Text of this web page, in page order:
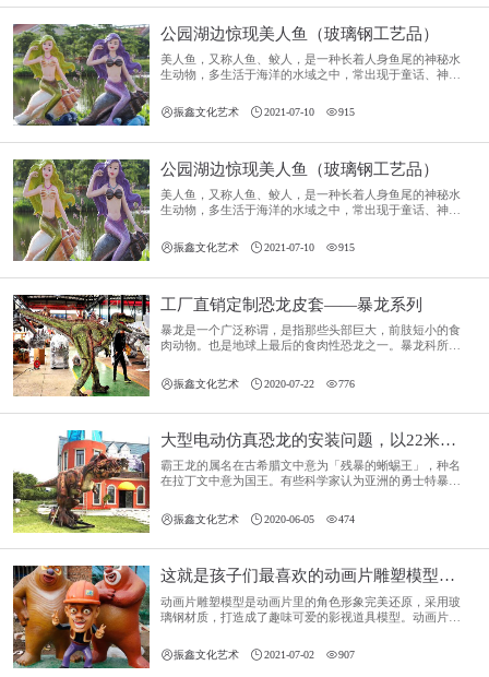
公园湖边惊现美人鱼（玻璃钢工艺品）
美人鱼，又称人鱼、鲛人，是一种长着人身鱼尾的神秘水
生动物，多生活于海洋的水域之中，常出现于童话、神
名的艺术形象。
振鑫文化艺术 2021-07-10 915
公园湖边惊现美人鱼（玻璃钢工艺品）
美人鱼，又称人鱼、鲛人，是一种长着人身鱼尾的神秘水
生动物，多生活于海洋的水域之中，常出现于童话、神
名的艺术形象。
振鑫文化艺术 2021-07-10 915
工厂直销定制恐龙皮套——暴龙系列
暴龙是一个广泛称谓，是指那些头部巨大，前肢短小的食
肉动物。也是地球上最后的食肉性恐龙之一。暴龙科所有
具有相同特征。
振鑫文化艺术 2020-07-22 776
大型电动仿真恐龙的安装问题，以22米仿真霸王龙为例！
霸王龙的属名在古希腊文中意为「残暴的蜥蜴王」，种名
在拉丁文中意为国王。有些科学家认为亚洲的勇士特暴龙
振鑫文化艺术 2020-06-05 474
这就是孩子们最喜欢的动画片雕塑模型——影视道具模型
动画片雕塑模型是动画片里的角色形象完美还原，采用玻
璃钢材质，打造成了趣味可爱的影视道具模型。动画片雕
用寿命长等诸多优点，并不惧日晒雨淋，户外或者室内都
可以摆放。
振鑫文化艺术 2021-07-02 907